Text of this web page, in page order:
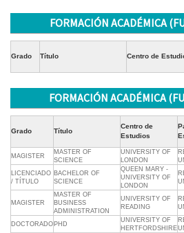
FORMACIÓN ACADÉMICA
Grado Título Centro de
FORMACIÓN ACADÉMICA
Grado Título
Centro de
Estudios
MAGISTER
MASTER OF
SCIENCE
UNIVERSITY OF
LONDON
LICENCIADO
/ TÍTULO
BACHELOR OF
SCIENCE
QUEEN MARY -
UNIVERSITY OF
LONDON
MAGISTER
MASTER OF
BUSINESS
ADMINISTRATION
UNIVERSITY OF
READING
DOCTORADO PHD
UNIVERSITY OF
HERTFORDSHIRE